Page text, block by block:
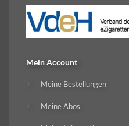
Mein Account
Meine Bestellungen
Meine Abos